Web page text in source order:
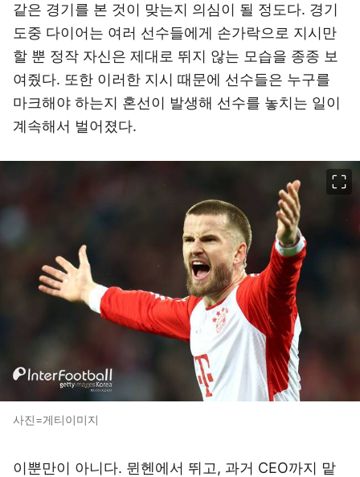
같은 경기를 본 것이 맞는지 의심이 될 정도다. 경기
도중 다이어는 여러 선수들에게 손가락으로 지시만
할 뿐 정작 자신은 제대로 뛰지 않는 모습을 종종 보
여줬다. 또한 이러한 지시 때문에 선수들은 누구를
마크해야 하는지 혼선이 발생해 선수를 놓치는 일이
계속해서 벌어졌다.
사진=게티이미지
이뿐만이 아니다. 뮌헨에서 뛰고, 과거 CEO까지 맡